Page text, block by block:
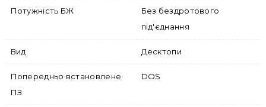
Потужність БЖ
Без бездротового
під'єднання
Вид Десктопи
Попередньо встановлене
ПЗ
DOS